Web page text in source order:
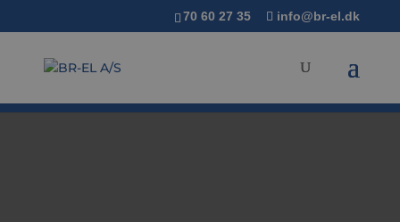
70 60 27 35 info@br-el.dk